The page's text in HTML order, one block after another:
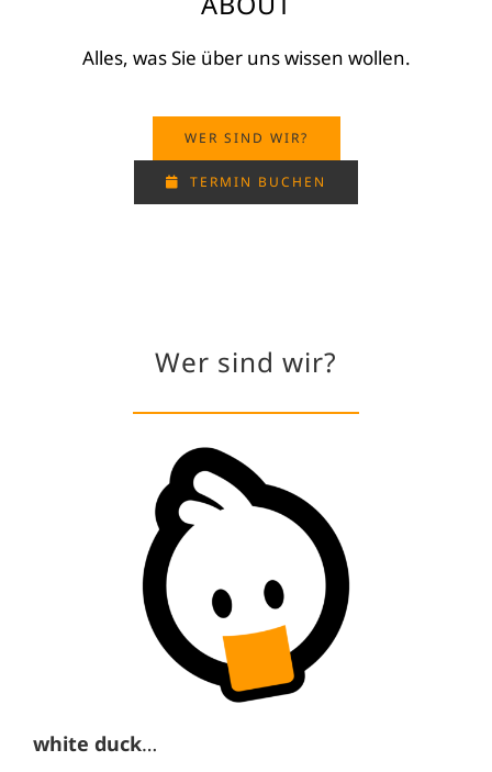
Alles, was Sie über uns wissen wollen.
WER SIND WIR?
TERMIN BUCHEN
Wer sind wir?
white duck…